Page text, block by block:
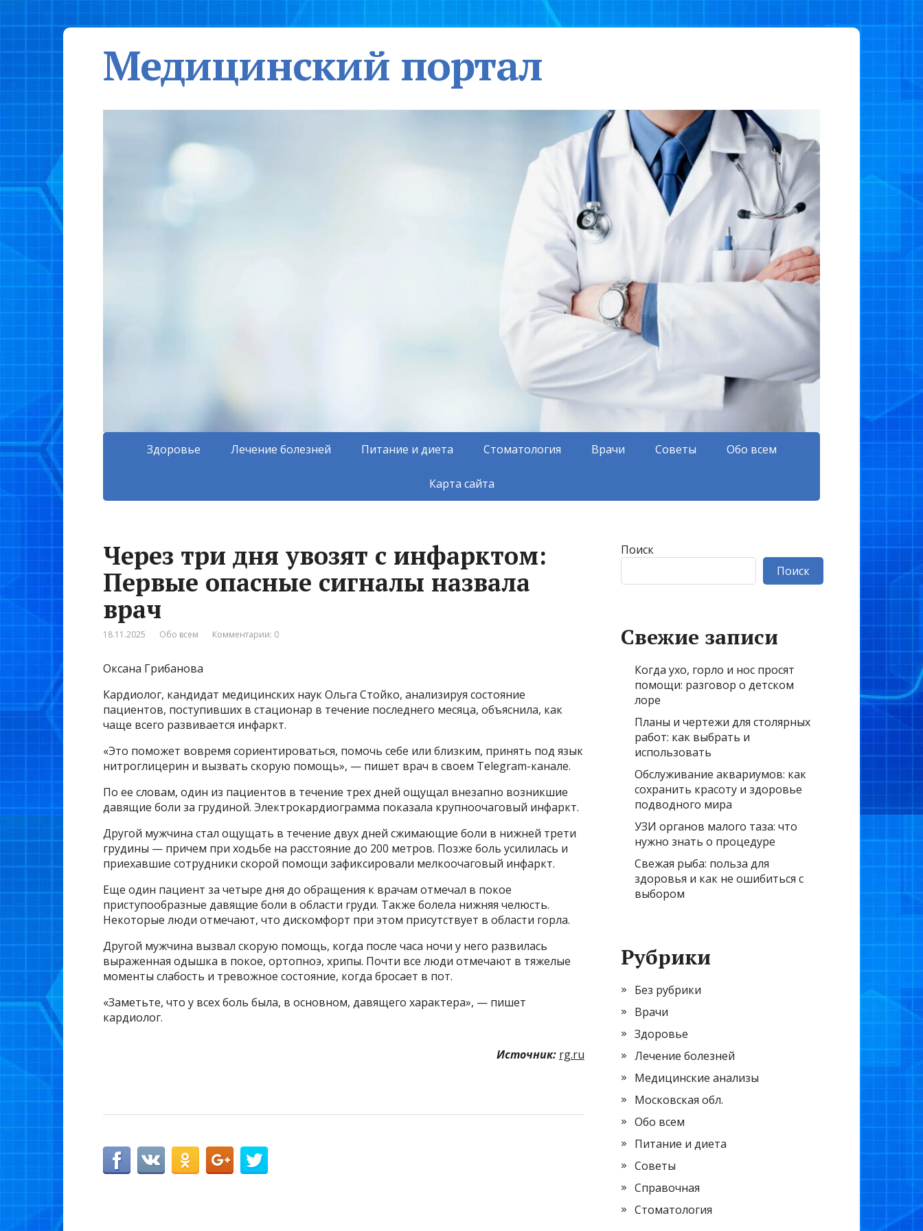
Медицинский портал
Здоровье Лечение болезней Питание и диета Стоматология Врачи Советы Обо всем
Карта сайта
Через три дня увозят с инфарктом:
Первые опасные сигналы назвала
врач
18.11.2025 Обо всем Комментарии: 0
Оксана Грибанова
Кардиолог, кандидат медицинских наук Ольга Стойко, анализируя состояние
пациентов, поступивших в стационар в течение последнего месяца, объяснила, как
чаще всего развивается инфаркт.
«Это поможет вовремя сориентироваться, помочь себе или близким, принять под язык
нитроглицерин и вызвать скорую помощь», — пишет врач в своем Telegram-канале.
По ее словам, один из пациентов в течение трех дней ощущал внезапно возникшие
давящие боли за грудиной. Электрокардиограмма показала крупноочаговый инфаркт.
Другой мужчина стал ощущать в течение двух дней сжимающие боли в нижней трети
грудины — причем при ходьбе на расстояние до 200 метров. Позже боль усилилась и
приехавшие сотрудники скорой помощи зафиксировали мелкоочаговый инфаркт.
Еще один пациент за четыре дня до обращения к врачам отмечал в покое
приступообразные давящие боли в области груди. Также болела нижняя челюсть.
Некоторые люди отмечают, что дискомфорт при этом присутствует в области горла.
Другой мужчина вызвал скорую помощь, когда после часа ночи у него развилась
выраженная одышка в покое, ортопноэ, хрипы. Почти все люди отмечают в тяжелые
моменты слабость и тревожное состояние, когда бросает в пот.
«Заметьте, что у всех боль была, в основном, давящего характера», — пишет
кардиолог.
Источник: rg.ru
Поиск
Поиск
Свежие записи
Когда ухо, горло и нос просят
помощи: разговор о детском
лоре
Планы и чертежи для столярных
работ: как выбрать и
использовать
Обслуживание аквариумов: как
сохранить красоту и здоровье
подводного мира
УЗИ органов малого таза: что
нужно знать о процедуре
Свежая рыба: польза для
здоровья и как не ошибиться с
выбором
Рубрики
Без рубрики
Врачи
Здоровье
Лечение болезней
Медицинские анализы
Московская обл.
Обо всем
Питание и диета
Советы
Справочная
Стоматология